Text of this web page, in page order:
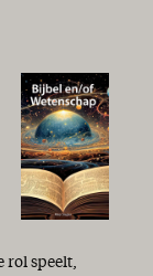
rol speelt,